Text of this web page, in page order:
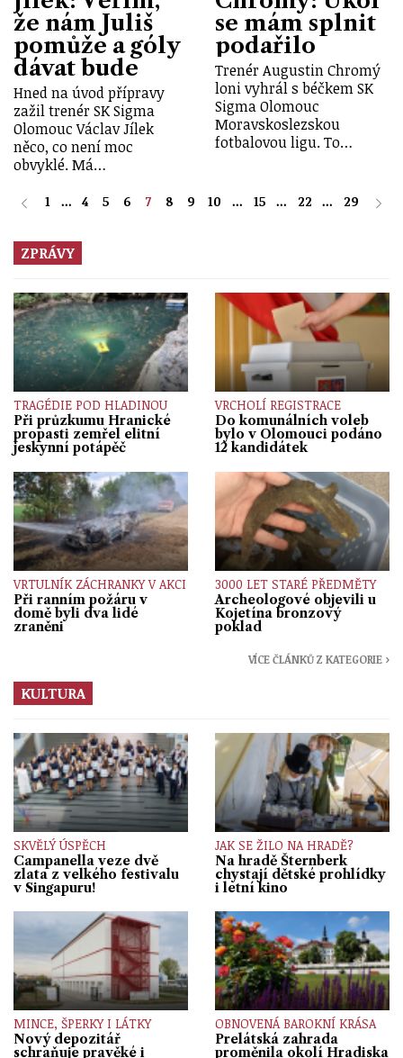
že nám Juliš
pomůže a góly
dávat bude
Hned na úvod přípravy
zažil trenér SK Sigma
Olomouc Václav Jílek
něco, co není moc
obvyklé. Má…
se mám splnit
podařilo
Trenér Augustin Chromý
loni vyhrál s béčkem SK
Sigma Olomouc
Moravskoslezskou
fotbalovou ligu. To…
1 ... 4 5 6 7 8 9 10 ... 15 ... 22 ... 29
ZPRÁVY
TRAGÉDIE POD HLADINOU
Při průzkumu Hranické
propasti zemřel elitní
jeskynní potápěč
VRCHOLÍ REGISTRACE
Do komunálních voleb
bylo v Olomouci podáno
12 kandidátek
VRTULNÍK ZÁCHRANKY V AKCI
Při ranním požáru v
domě byli dva lidé
zraněni
3000 LET STARÉ PŘEDMĚTY
Archeologové objevili u
Kojetína bronzový
poklad
VÍCE ČLÁNKŮ Z KATEGORIE ›
KULTURA
SKVĚLÝ ÚSPĚCH
Campanella veze dvě
zlata z velkého festivalu
v Singapuru!
JAK SE ŽILO NA HRADĚ?
Na hradě Šternberk
chystají dětské prohlídky
i letní kino
MINCE, ŠPERKY I LÁTKY
Nový depozitář
schraňuje pravěké i
OBNOVENÁ BAROKNÍ KRÁSA
Prelátská zahrada
proměnila okolí Hradiska